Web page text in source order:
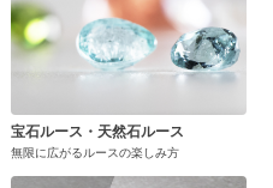
宝石ルース・天然石ルース
無限に広がるルースの楽しみ方